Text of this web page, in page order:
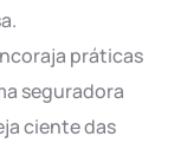
práticas
seguradora
ciente das